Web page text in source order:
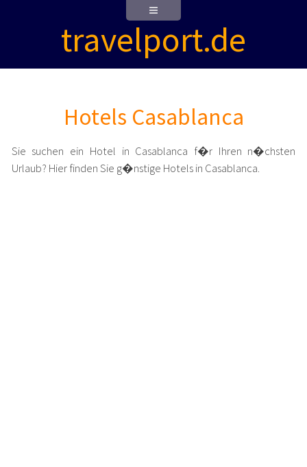
travelport.de
Hotels Casablanca
Sie suchen ein Hotel in Casablanca f�r Ihren n�chsten
Urlaub? Hier finden Sie g�nstige Hotels in Casablanca.